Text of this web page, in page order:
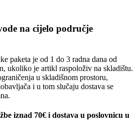
na cijelo područje
paketa je od 1 do 3 radna dana od
ukoliko je artikl raspoloživ na skladištu.
u skladišnom prostoru,
i u tom slučaju dostava se
iznad 70€ i dostava u poslovnicu u